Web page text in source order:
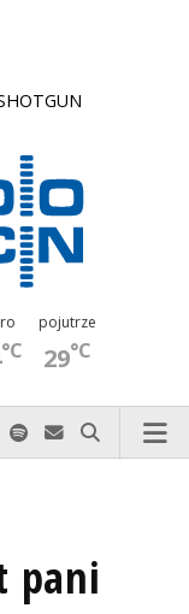
°C
pojutrze
29°C
nas zadzwoń
Facebook-u
na Xnas na Instagram-ie
Odwiedź nas na TikTok-u
Szukaj nas na Spotify
Wyślij do nas
Szukaj
pani